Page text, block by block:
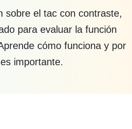
sobre el tac con contraste,
para evaluar la función
cómo funciona y por
importante.